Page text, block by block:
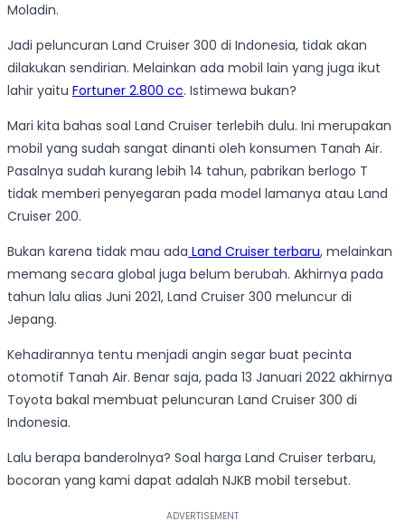
Moladin.
Jadi peluncuran Land Cruiser 300 di Indonesia, tidak akan
dilakukan sendirian. Melainkan ada mobil lain yang juga ikut
lahir yaitu Fortuner 2.800 cc. Istimewa bukan?
Mari kita bahas soal Land Cruiser terlebih dulu. Ini merupakan
mobil yang sudah sangat dinanti oleh konsumen Tanah Air.
Pasalnya sudah kurang lebih 14 tahun, pabrikan berlogo T
tidak memberi penyegaran pada model lamanya atau Land
Cruiser 200.
Bukan karena tidak mau ada Land Cruiser terbaru, melainkan
memang secara global juga belum berubah. Akhirnya pada
tahun lalu alias Juni 2021, Land Cruiser 300 meluncur di
Jepang.
Kehadirannya tentu menjadi angin segar buat pecinta
otomotif Tanah Air. Benar saja, pada 13 Januari 2022 akhirnya
Toyota bakal membuat peluncuran Land Cruiser 300 di
Indonesia.
Lalu berapa banderolnya? Soal harga Land Cruiser terbaru,
bocoran yang kami dapat adalah NJKB mobil tersebut.